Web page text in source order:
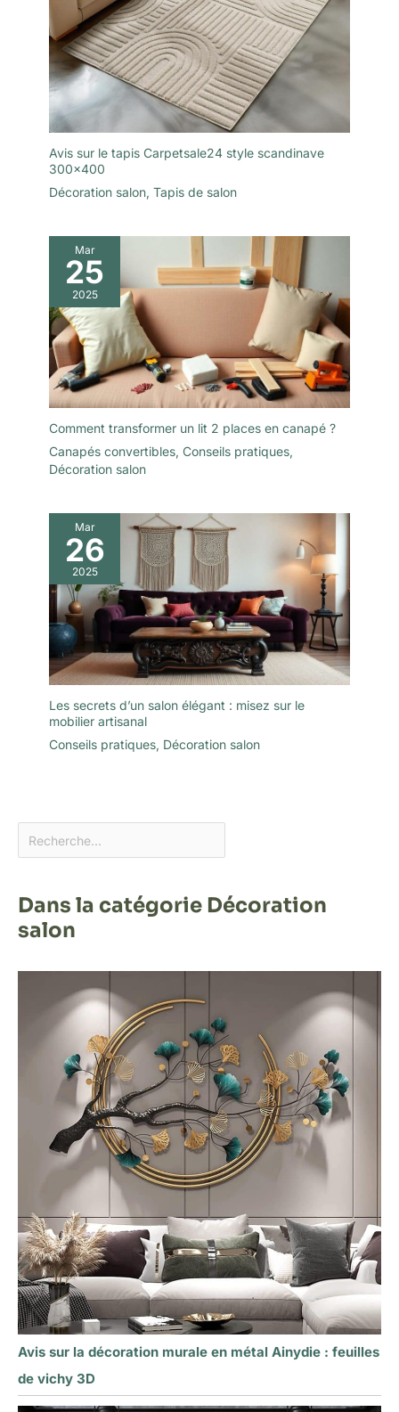
Avis sur le tapis Carpetsale24 style scandinave
300×400
Décoration salon, Tapis de salon
Mar
25
2025
Comment transformer un lit 2 places en canapé ?
Canapés convertibles, Conseils pratiques,
Décoration salon
Mar
26
2025
Les secrets d’un salon élégant : misez sur le
mobilier artisanal
Conseils pratiques, Décoration salon
Dans la catégorie Décoration
salon
Avis sur la décoration murale en métal Ainydie : feuilles
de vichy 3D